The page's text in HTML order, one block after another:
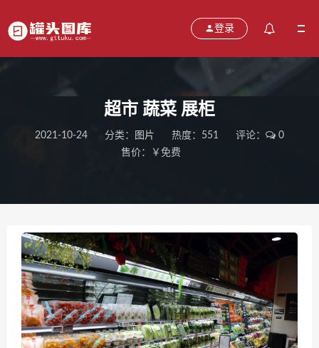
登录
超市 蔬菜 展柜
2021-10-24 分类： 图片 热度：551 评论：
0
售价：￥免费